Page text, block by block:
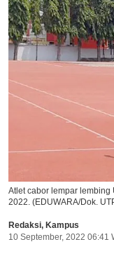
Idea
Sains
EduDana
Atlet cabor lempar lembing
2022. (EDUWARA/Dok.
Redaksi, Kampus
10 September, 2022 06:41